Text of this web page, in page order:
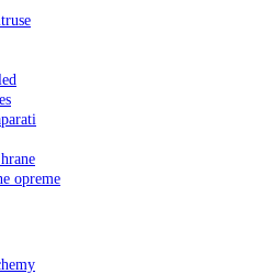
opreme